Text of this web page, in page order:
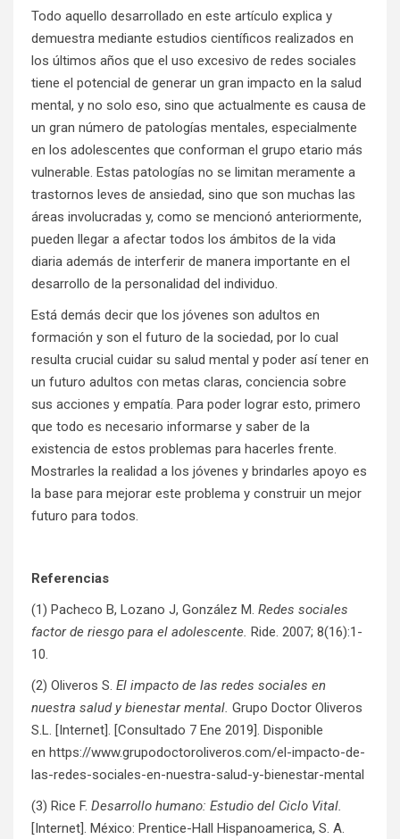
Todo aquello desarrollado en este artículo explica y
demuestra mediante estudios científicos realizados en
los últimos años que el uso excesivo de redes sociales
tiene el potencial de generar un gran impacto en la salud
mental, y no solo eso, sino que actualmente es causa de
un gran número de patologías mentales, especialmente
en los adolescentes que conforman el grupo etario más
vulnerable. Estas patologías no se limitan meramente a
trastornos leves de ansiedad, sino que son muchas las
áreas involucradas y, como se mencionó anteriormente,
pueden llegar a afectar todos los ámbitos de la vida
diaria además de interferir de manera importante en el
desarrollo de la personalidad del individuo.
Está demás decir que los jóvenes son adultos en
formación y son el futuro de la sociedad, por lo cual
resulta crucial cuidar su salud mental y poder así tener en
un futuro adultos con metas claras, conciencia sobre
sus acciones y empatía. Para poder lograr esto, primero
que todo es necesario informarse y saber de la
existencia de estos problemas para hacerles frente.
Mostrarles la realidad a los jóvenes y brindarles apoyo es
la base para mejorar este problema y construir un mejor
futuro para todos.
Referencias
(1) Pacheco B, Lozano J, González M. Redes sociales
factor de riesgo para el adolescente. Ride. 2007; 8(16):1-
10.
(2) Oliveros S. El impacto de las redes sociales en
nuestra salud y bienestar mental. Grupo Doctor Oliveros
S.L. [Internet]. [Consultado 7 Ene 2019]. Disponible
en https://www.grupodoctoroliveros.com/el-impacto-de-
las-redes-sociales-en-nuestra-salud-y-bienestar-mental
(3) Rice F. Desarrollo humano: Estudio del Ciclo Vital.
[Internet]. México: Prentice-Hall Hispanoamerica, S. A.